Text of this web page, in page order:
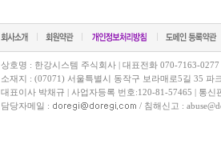
상호명 : 한강시스템 주식회사 | 대표전화 070-7163-
소재지 : (07071) 서울특별시 동작구 보라매로5길 35 파
대표이사 박채규 | 사업자등록 번호:120-81-57465 | 통신
담당자메일 :
/ 침해신고 :